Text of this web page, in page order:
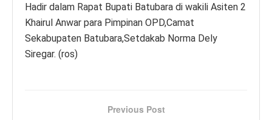
Hadir dalam Rapat Bupati Batubara di wakili Asiten 2
Khairul Anwar para Pimpinan OPD,Camat
Sekabupaten Batubara,Setdakab Norma Dely
Siregar. (ros)
Previous Post